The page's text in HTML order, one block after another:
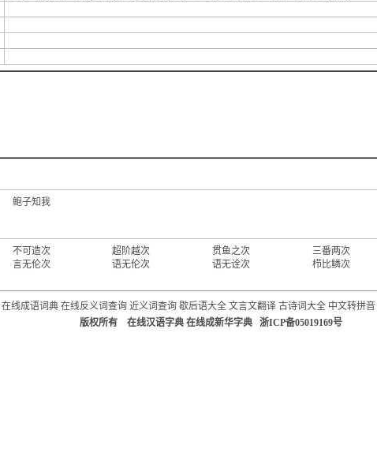
鲍子知我
不可造次 超阶越次 贯鱼之次 三番两次
言无伦次 语无伦次 语无诠次 栉比鳞次
在线成语词典 在线反义词查询 近义词查询 歇后语大全 文言文翻译 古诗词大全 中文转拼音
版权所有 在线汉语字典 在线成新华字典 浙ICP备05019169号